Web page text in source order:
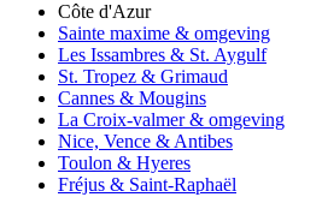
Côte d'Azur
Sainte maxime & omgeving
Les Issambres & St. Aygulf
St. Tropez & Grimaud
Cannes & Mougins
La Croix-valmer & omgeving
Nice, Vence & Antibes
Toulon & Hyeres
Fréjus & Saint-Raphaël